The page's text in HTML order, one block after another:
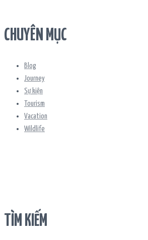
CHUYÊN MỤC
Blog
Journey
Sự kiện
Tourism
Vacation
Wildlife
TÌM KIẾM